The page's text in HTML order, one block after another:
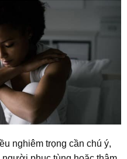
nghiêm trọng cần chú ý,